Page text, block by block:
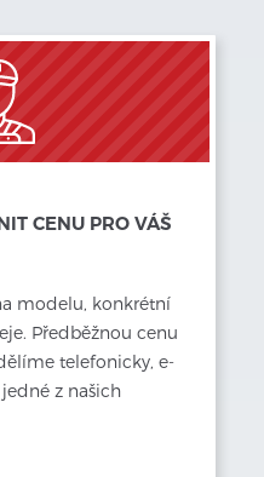
CENU PRO VÁŠ
modelu, konkrétní
Předběžnou cenu
telefonicky, e-
z našich